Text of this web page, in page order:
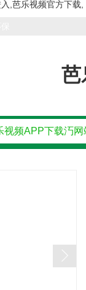
,芭乐视频官方下载,
芭
视频APP下载汅网
APP引导网站下载